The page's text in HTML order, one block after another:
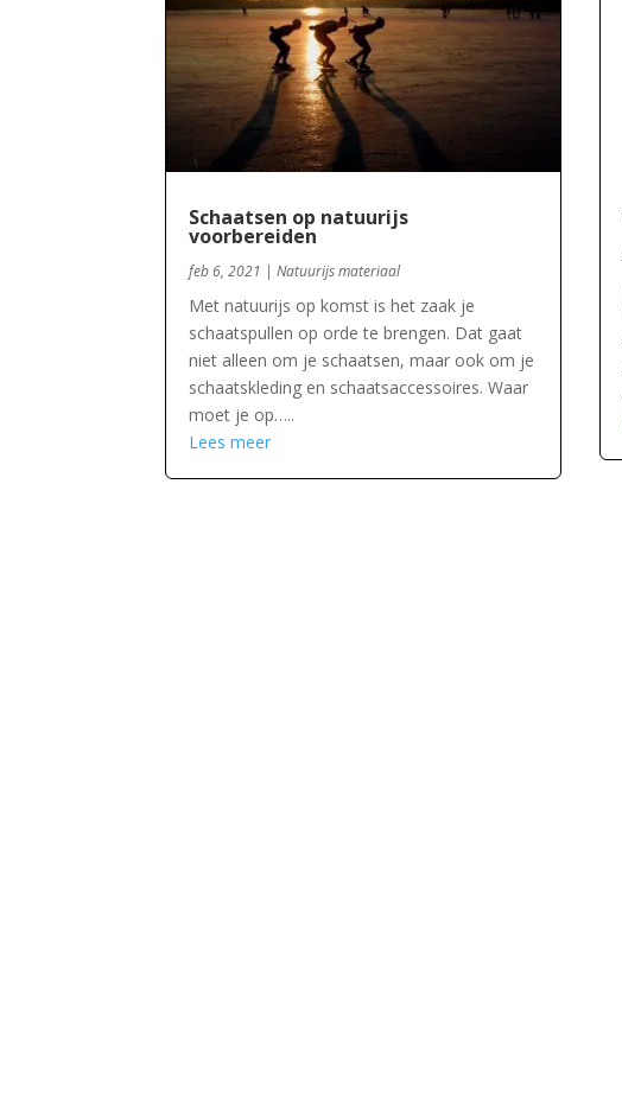
Schaatsen op natuurijs
voorbereiden
feb 6, 2021 |Natuurijs materiaal
Met natuurijs op komst is het zaak je
schaatspullen op orde te brengen. Dat gaat
niet alleen om je schaatsen, maar ook om je
schaatskleding en schaatsaccessoires. Waar
moet je op…..
Lees meer